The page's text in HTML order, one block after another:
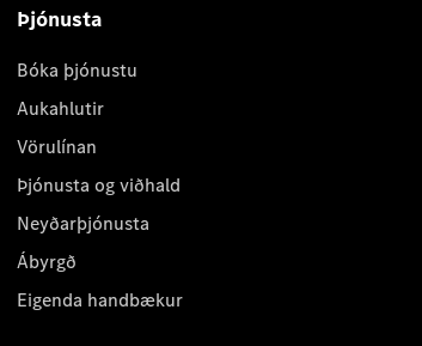
Þjónusta
Bóka þjónustu
Aukahlutir
Vörulínan
Þjónusta og viðhald
Neyðarþjónusta
Ábyrgð
Eigenda handbækur